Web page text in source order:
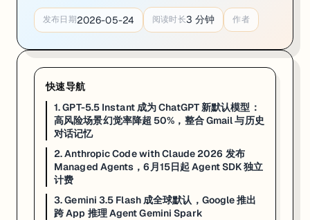
: OpenAI 推出 GPT-5.5 Instant 作为 ChatGPT 全新默认模型
GPT-5.5 Instant 是 OpenAI 对「模型越大越好」路线的一次重要修正
更重要的变化来自记忆与上下文整合能力的升级。GPT-5.5 Instant 可
OpenAI News·Releasebot OpenAI Updates·LLM Stats
2. Anthropic Code with Claude 2026 发布
发布日期2026-05-24 阅读时长3 分钟 作者
快速导航
1. GPT-5.5 Instant 成为 ChatGPT 新默认模型：
高风险场景幻觉率降超 50%，整合 Gmail 与历史
对话记忆
2. Anthropic Code with Claude 2026 发布
Managed Agents，6月15日起 Agent SDK 独立
计费
3. Gemini 3.5 Flash 成全球默认，Google 推出
跨 App 推理 Agent Gemini Spark